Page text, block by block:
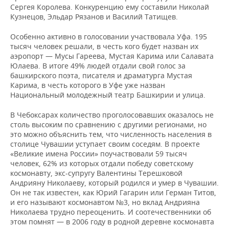
Сергея Королева. Конкуренцию ему составили Николай
Кузнецов, Эльдар Рязанов и Василий Татищев.
Особенно активно в голосовании участвовала Уфа. 195
тысяч человек решали, в честь кого будет назван их
аэропорт — Мусы Гареева, Мустая Карима или Салавата
Юлаева. В итоге 49% людей отдали свой голос за
башкирского поэта, писателя и драматурга Мустая
Карима, в честь которого в Уфе уже назван
Национальный молодежный театр Башкирии и улица.
В Чебоксарах количество проголосовавших оказалось не
столь высоким по сравнению с другими регионами, но
это можно объяснить тем, что численность населения в
столице Чувашии уступает своим соседям. В проекте
«Великие имена России» поучаствовали 59 тысяч
человек, 62% из которых отдали победу советскому
космонавту, экс-супругу Валентины Терешковой
Андрияну Николаеву, который родился и умер в Чувашии.
Он не так известен, как Юрий Гагарин или Герман Титов,
и его называют космонавтом №3, но вклад Андрияна
Николаева трудно переоценить. И соотечественники об
этом помнят — в 2006 году в родной деревне космонавта